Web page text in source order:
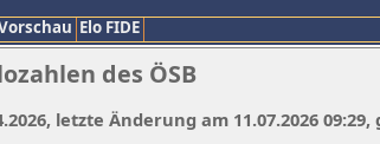
Elo FIDE
des ÖSB
letzte Änderung am 11.07.2026